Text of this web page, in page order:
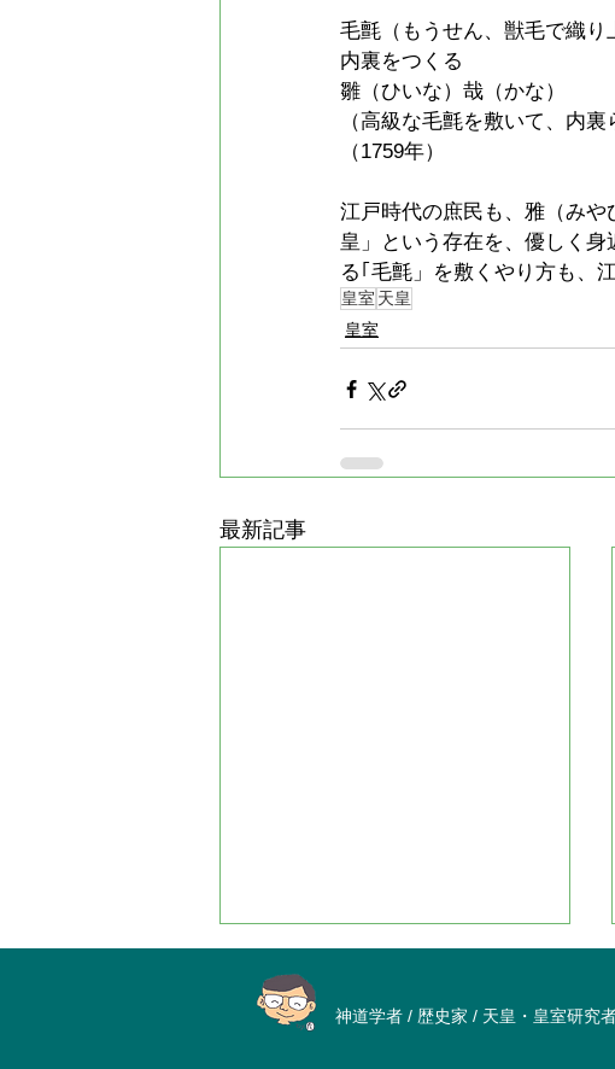
毛氈（もうせん、獣毛で織り
内裏をつくる
雛（ひいな）哉（かな）
（高級な毛氈を敷いて、内
（1759年）
江戸時代の庶民も、雅（み
皇」という存在を、優しく
る｢毛氈」を敷くやり方も、
皇室 天皇
皇室
最新記事
神道学者 / 歴史家 / 天皇・皇室研究